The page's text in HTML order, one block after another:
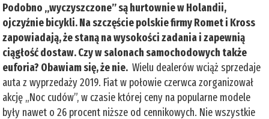
Podobno „wyczyszczone” są hurtownie w Holandii,
ojczyźnie bicykli. Na szczęście polskie firmy Romet i Kross
zapowiadają, że staną na wysokości zadania i zapewnią
ciągłość dostaw. Czy w salonach samochodowych także
euforia? Obawiam się, że nie. Wielu dealerów wciąż sprzedaje
auta z wyprzedaży 2019. Fiat w połowie czerwca zorganizował
akcję „Noc cudów”, w czasie której ceny na popularne modele
były nawet o 26 procent niższe od cennikowych. Nie wszystkie